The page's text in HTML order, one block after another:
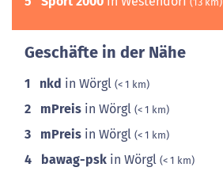
Geschäfte in der Nähe
1 nkd in Wörgl (< 1 km)
2 mPreis in Wörgl (< 1 km)
3 mPreis in Wörgl (< 1 km)
4 bawag-psk in Wörgl (< 1 km)